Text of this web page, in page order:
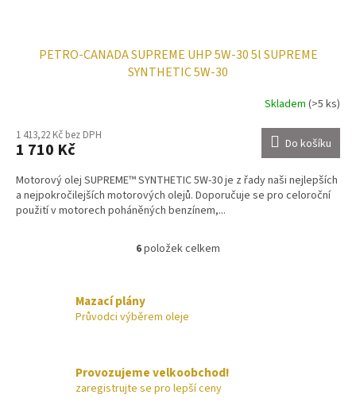
PETRO-CANADA SUPREME UHP 5W-30 5l SUPREME
SYNTHETIC 5W-30
Skladem (>5 ks)
1 413,22 Kč bez DPH
1 710 Kč Do košíku
Motorový olej SUPREME™ SYNTHETIC 5W-30 je z řady naši nejlepších
a nejpokročilejších motorových olejů. Doporučuje se pro celoroční
použití v motorech poháněných benzínem,...
O
d
p
r
6položek celkem
Mazací plány
Průvodci výběrem oleje
Provozujeme velkoobchod!
zaregistrujte se pro lepší ceny